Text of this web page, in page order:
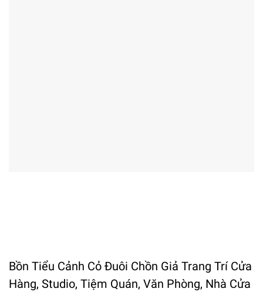
Bồn Tiểu Cảnh Cỏ Đuôi Chồn Giả Trang Trí Cửa
Hàng, Studio, Tiệm Quán, Văn Phòng, Nhà Cửa